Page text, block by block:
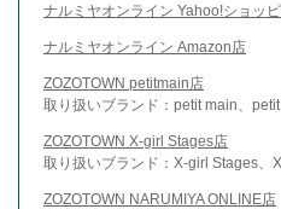
ナルミヤオンライン Yahoo!ショッ
ナルミヤオンライン Amazon店
ZOZOTOWN petitmain店
取り扱いブランド：petit main、
ZOZOTOWN X-girl Stages店
取り扱いブランド：X-girl Stages、
ZOZOTOWN NARUMIYA ONLINE店